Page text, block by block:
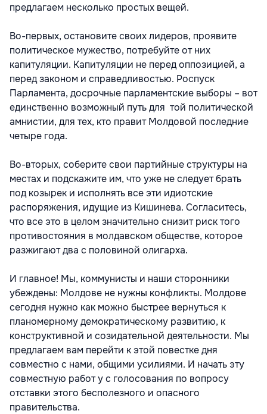
предлагаем несколько простых вещей.
Во-первых, остановите своих лидеров, проявите
политическое мужество, потребуйте от них
капитуляции. Капитуляции не перед оппозицией, а
перед законом и справедливостью. Роспуск
Парламента, досрочные парламентские выборы – вот
единственно возможный путь для той политической
амнистии, для тех, кто правит Молдовой последние
четыре года.
Во-вторых, соберите свои партийные структуры на
местах и подскажите им, что уже не следует брать
под козырек и исполнять все эти идиотские
распоряжения, идущие из Кишинева. Согласитесь,
что все это в целом значительно снизит риск того
противостояния в молдавском обществе, которое
разжигают два с половиной олигарха.
И главное! Мы, коммунисты и наши сторонники
убеждены: Молдове не нужны конфликты. Молдове
сегодня нужно как можно быстрее вернуться к
планомерному демократическому развитию, к
конструктивной и созидательной деятельности. Мы
предлагаем вам перейти к этой повестке дня
совместно с нами, общими усилиями. И начать эту
совместную работ у с голосования по вопросу
отставки этого бесполезного и опасного
правительства.